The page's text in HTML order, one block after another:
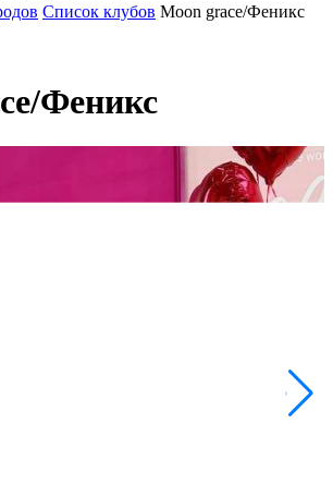
Список клубов Moon grace/Феникс
Феникс